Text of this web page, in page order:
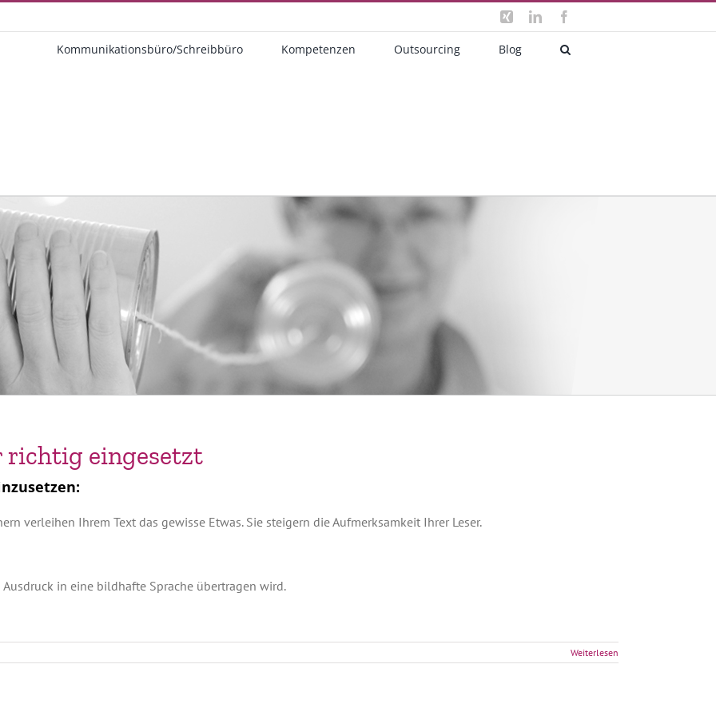
Xing LinkedIn
Kommunikationsbüro/Schreibbüro Kompetenzen Outsourcing Blog
richtig eingesetzt
verleihen Ihrem Text das gewisse Etwas. Sie steigern die Aufmerksamkeit Ihrer Leser.
in eine bildhafte Sprache übertragen wird.
Weiterlesen